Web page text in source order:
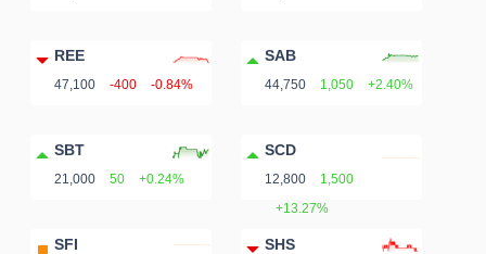
REE
47,100 -400 -0.84%
SAB
44,750 1,050 +2.40%
SBT
21,000 50 +0.24%
SCD
12,800
1,500
+13.27%
SFI SHS